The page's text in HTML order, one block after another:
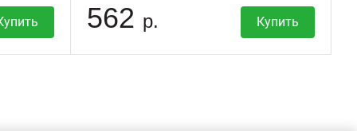
562 р. Купить